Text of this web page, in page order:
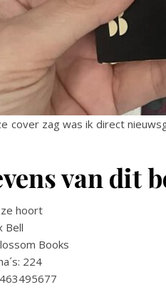
cover zag was ik direct
van dit
hoort
Bell
Books
224